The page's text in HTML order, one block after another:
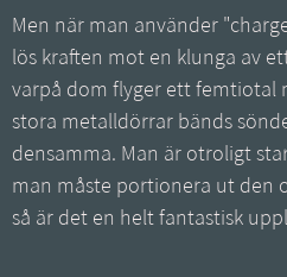
Men när man använder
lös kraften mot en klunga av
varpå dom flyger ett femtiotal
stora metalldörrar bänds
densamma. Man är otroligt
man måste portionera ut den
så är det en helt fantastisk